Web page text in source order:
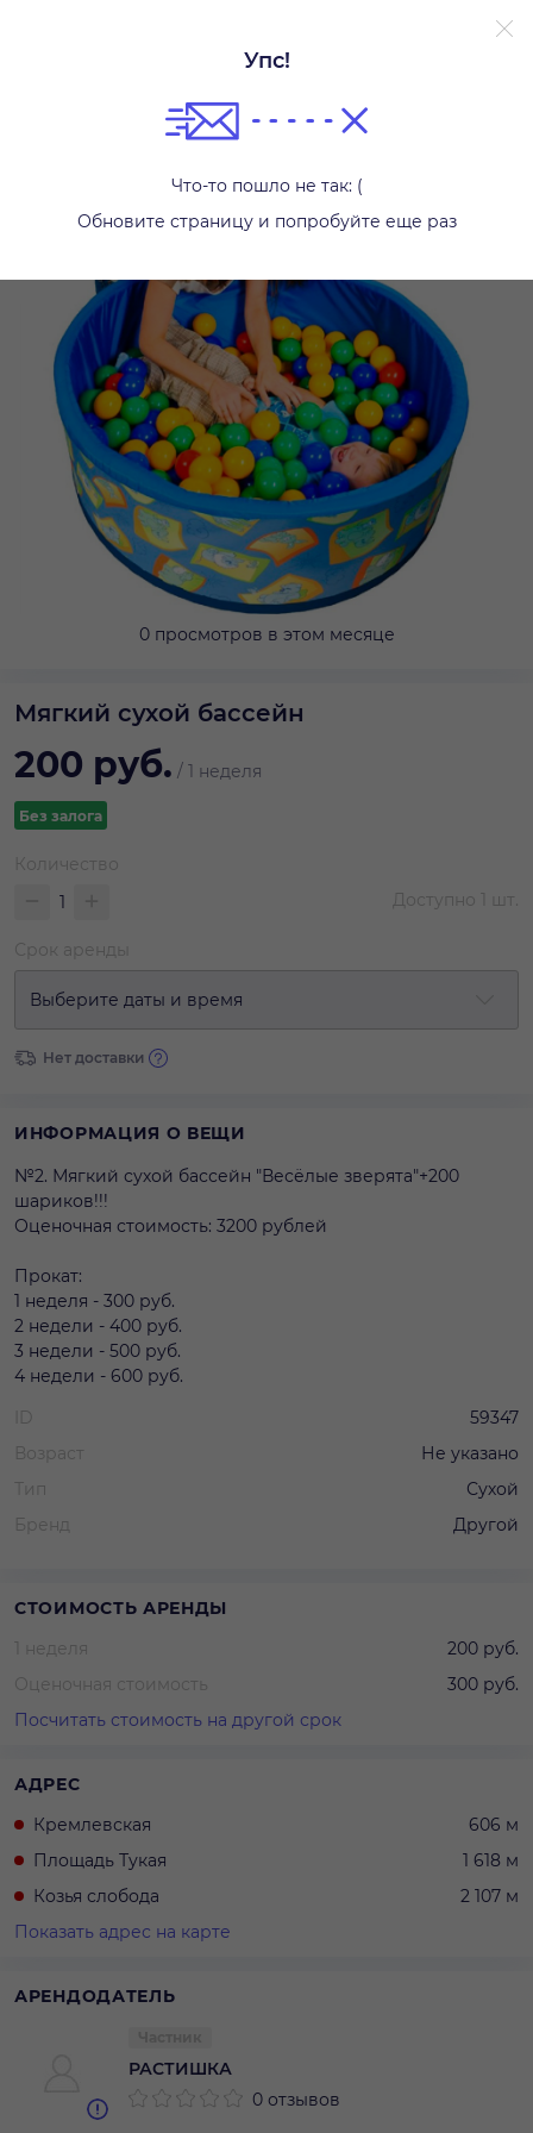
Упс!
Что-то пошло не так: (
Обновите страницу и попробуйте еще раз
0 просмотров в этом месяце
Мягкий сухой бассейн
200 руб. / 1 неделя
Без залога
Количество
Доступно 1 шт.
Срок аренды
Выберите даты и время
Нет доставки
ИНФОРМАЦИЯ О ВЕЩИ
№2. Мягкий сухой бассейн "Весёлые зверята"+200
шариков!!!
Оценочная стоимость: 3200 рублей
Прокат:
1 неделя - 300 руб.
2 недели - 400 руб.
3 недели - 500 руб.
4 недели - 600 руб.
ID
59347
Возраст
Не указано
Тип
Сухой
Бренд
Другой
СТОИМОСТЬ АРЕНДЫ
1 неделя
200 руб.
Оценочная стоимость
300 руб.
Посчитать стоимость на другой срок
АДРЕС
Кремлевская
606 м
Площадь Тукая
1 618 м
Козья слобода
2 107 м
Показать адрес на карте
АРЕНДОДАТЕЛЬ
РАСТИШКА
0 отзывов